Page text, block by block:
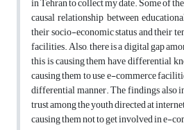
causal relationship between
their socio-economic status and their
facilities. Also, there is a digital gap
this is causing them have differential
causing them to use e-commerce
differential manner. The findings also
trust among the youth directed at
causing them not to get involved in e-